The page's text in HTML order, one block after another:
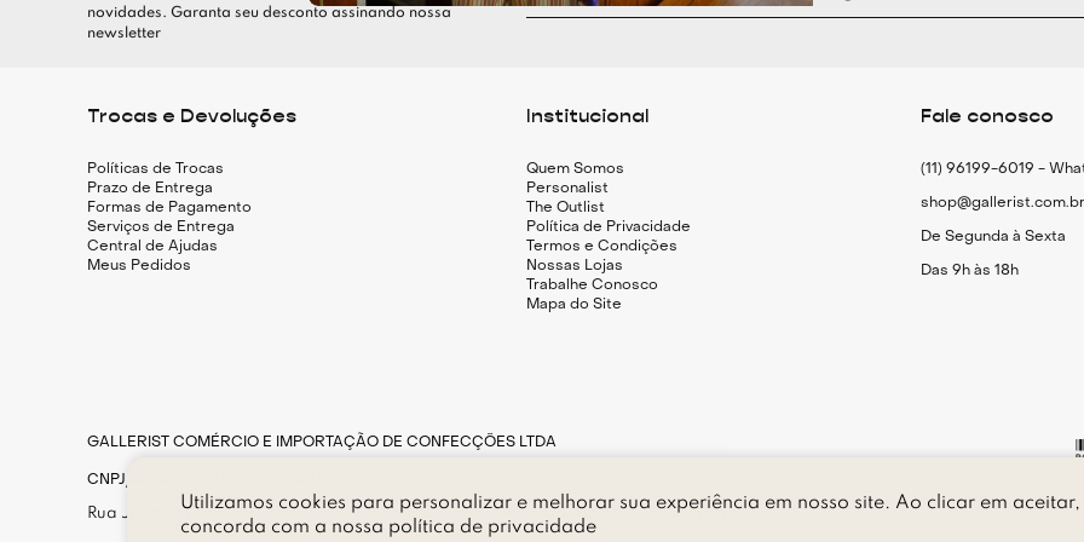
Utilizamos cookies para personalizar e melhorar sua experiência em nosso site. Ao clicar em aceitar,
concorda com a nossa política de privacidade
Palmilha de
Bolsa de tecido
Medidas
Altura da sola:
novidades. Garanta seu desconto assinando nossa
newsletter
Trocas e Devoluções
Políticas de Trocas
Prazo de Entrega
Formas de Pagamento
Serviços de Entrega
Central de Ajudas
Meus Pedidos
Institucional
Quem Somos
Personalist
The Outlist
Política de Privacidade
Termos e Condições
Nossas Lojas
Trabalhe Conosco
Mapa do Site
Fale conosco
(11) 96199-6019 -
shop@gallerist.com.br
De Segunda à Sexta
Das 9h às 18h
GALLERIST COMÉRCIO E IMPORTAÇÃO DE CONFECÇÕES LTDA
CNPJ/MF sob n. 14.056.174/0001-80
Rua Joaquim Antunes, n. 177, loja 183, Bairro Pinheiros, CEP 05.415-010 - São Paulo - SP